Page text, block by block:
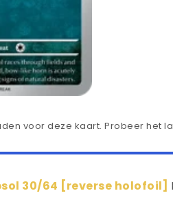
voor deze kaart. Probeer het
30/64 [reverse holofoil]